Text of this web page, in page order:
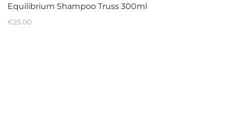
Equilibrium Shampoo Truss 300ml
€25.00